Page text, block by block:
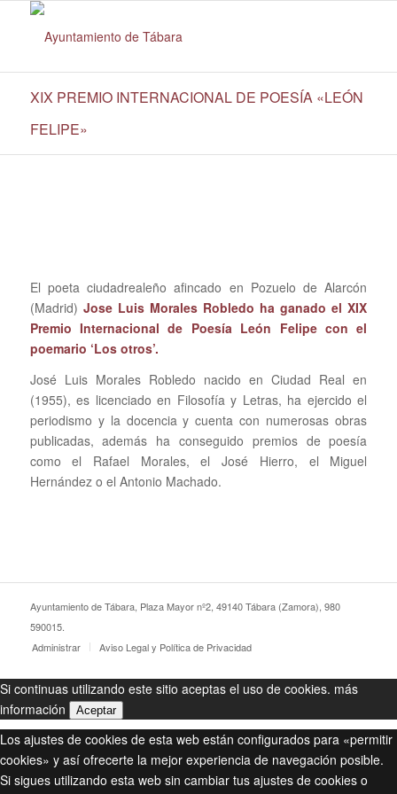
XIX PREMIO INTERNACIONAL DE POESÍA «LEÓN
FELIPE»
El poeta ciudadrealeño afincado en Pozuelo de Alarcón
(Madrid) Jose Luis Morales Robledo ha ganado el XIX
Premio Internacional de Poesía León Felipe con el
poemario ‘Los otros’.
José Luis Morales Robledo nacido en Ciudad Real en
(1955), es licenciado en Filosofía y Letras, ha ejercido el
periodismo y la docencia y cuenta con numerosas obras
publicadas, además ha conseguido premios de poesía
como el Rafael Morales, el José Hierro, el Miguel
Hernández o el Antonio Machado.
Ayuntamiento de Tábara, Plaza Mayor nº2, 49140 Tábara (Zamora), 980
590015.
Administrar
Aviso Legal y Política de Privacidad
Si continuas utilizando este sitio aceptas el uso de cookies. más
información
Aceptar
Los ajustes de cookies de esta web están configurados para «permitir
cookies» y así ofrecerte la mejor experiencia de navegación posible.
Si sigues utilizando esta web sin cambiar tus ajustes de cookies o